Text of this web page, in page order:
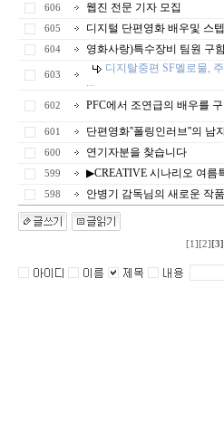
606 웹진 전문 기자 모집
605 디지털 단편영화 배우및 스
604 영화사랑)특수장비 팀원 구
603
디지탈중편 SF멜로물,
...
602 PFC에서 조연급의 배우를
601 단편영화''폴링인러브''의 남
600 연기자분을 찾습니다
599 ▶CREATIVE 시나리오 여름
598 안병기 감독님의 새로운 작
[1] [2] [3]